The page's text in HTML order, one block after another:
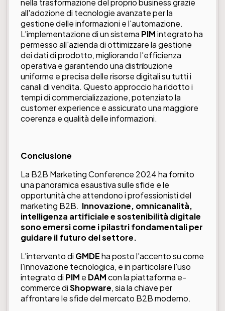
nella trasformazione del proprio business grazie
all'adozione di tecnologie avanzate per la
gestione delle informazioni e l'automazione.
L'implementazione di un sistema PIMintegrato ha
permesso all'azienda di ottimizzare la gestione
dei dati di prodotto, migliorando l'efficienza
operativa e garantendo una distribuzione
uniforme e precisa delle risorse digitali su tutti i
canali di vendita. Questo approccio ha ridotto i
tempi di commercializzazione, potenziato la
customer experience e assicurato una maggiore
coerenza e qualità delle informazioni.
Conclusione
La B2B Marketing Conference 2024 ha fornito
una panoramica esaustiva sulle sfide e le
opportunità che attendono i professionisti del
marketing B2B. Innovazione, omnicanalità,
intelligenza artificiale e sostenibilità digitale
sono emersi come i pilastri fondamentali per
guidare il futuro del settore.
L'intervento di GMDEha posto l'accento su come
l'innovazione tecnologica, e in particolare l'uso
integrato di PIM e DAMcon la piattaforma e-
commerce diShopware, sia la chiave per
affrontare le sfide del mercato B2B moderno.